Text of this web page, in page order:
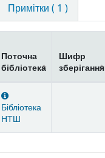
Примітки ( 1 )
Поточна
бібліотека
Шифр
зберігання
Бібліотека
НТШ